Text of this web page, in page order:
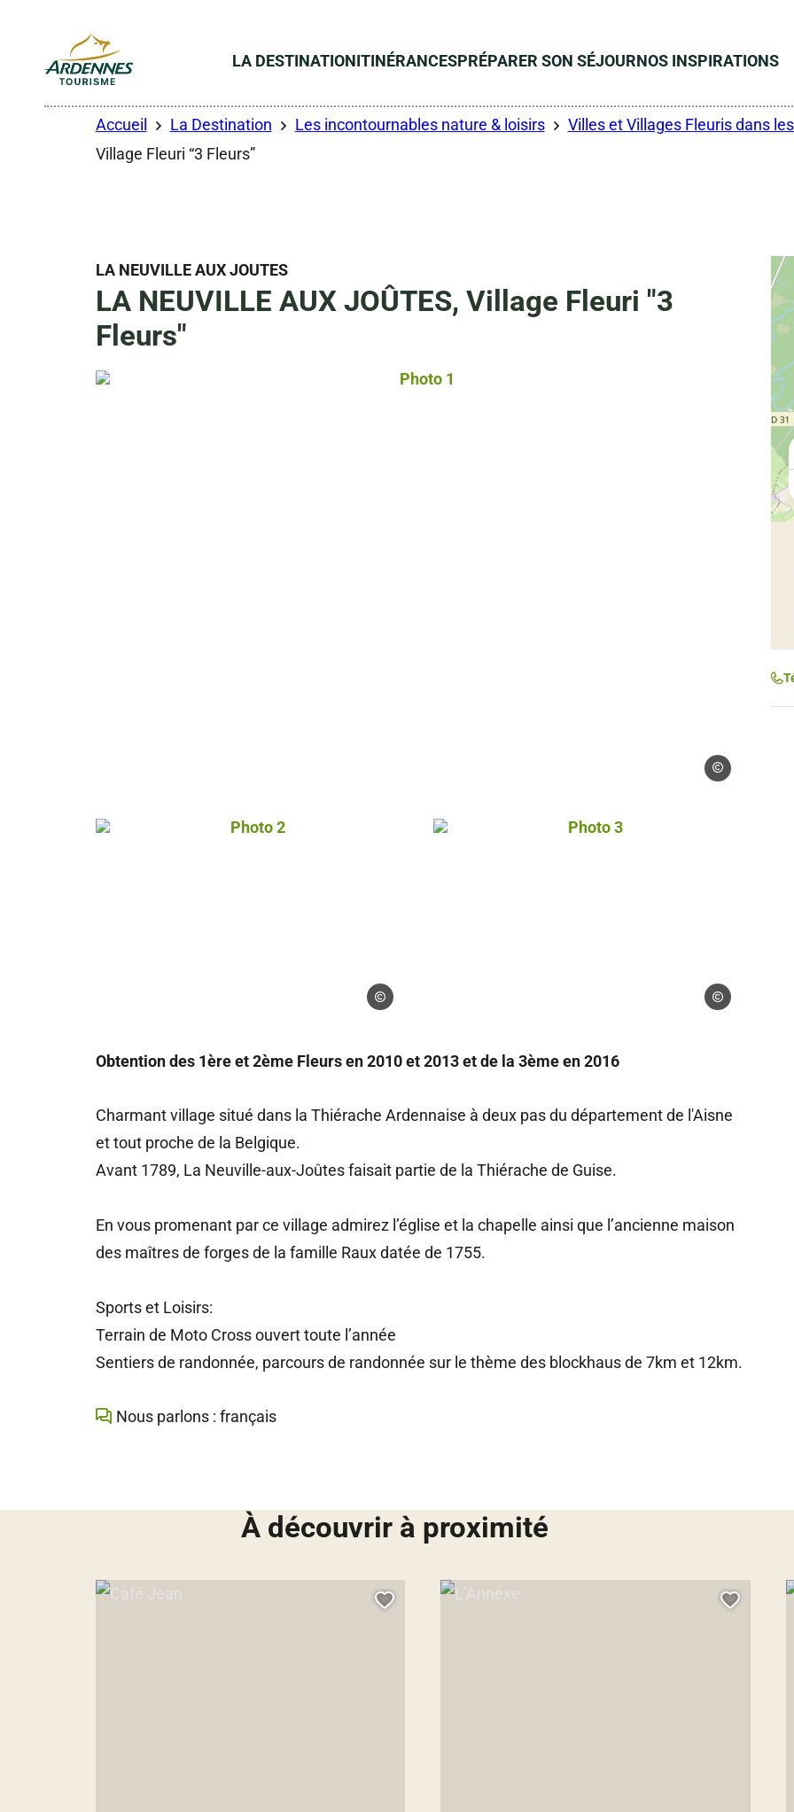
LA DESTINATIONITINÉRANCESPRÉPARER SON SÉJOURNOS INSPIRATIONS
Accueil La Destination Les incontournables nature & loisirs Villes et Villages Fleuris dans
Village Fleuri “3 Fleurs”
LA NEUVILLE AUX JOUTES
LA NEUVILLE AUX JOÛTES, Village Fleuri "3
Fleurs"
Photo 1, © Droits libres
Droits libres
Photo 2, © Droits libres
Droits libres
Photo 3, © Droits libres
Droits libres
Obtention des 1ère et 2ème Fleurs en 2010 et 2013 et de la 3ème en 2016
Charmant village situé dans la Thiérache Ardennaise à deux pas du département de l'Aisne
et tout proche de la Belgique.
Avant 1789, La Neuville-aux-Joûtes faisait partie de la Thiérache de Guise.
En vous promenant par ce village admirez l’église et la chapelle ainsi que l’ancienne maison
des maîtres de forges de la famille Raux datée de 1755.
Sports et Loisirs:
Terrain de Moto Cross ouvert toute l’année
Sentiers de randonnée, parcours de randonnée sur le thème des blockhaus de 7km et 12km.
Nous parlons : français
À découvrir à proximité
Café Jean, © Droits gérés
Ajouter cette page au carnet de voyage ?
L’Annexe, © Droits libres